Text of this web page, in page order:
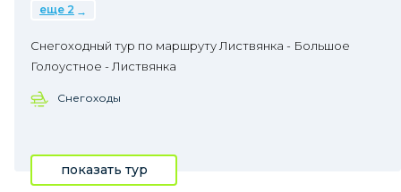
еще 2
Снегоходный тур по маршруту Листвянка - Большое
Голоустное - Листвянка
Снегоходы
показать тур